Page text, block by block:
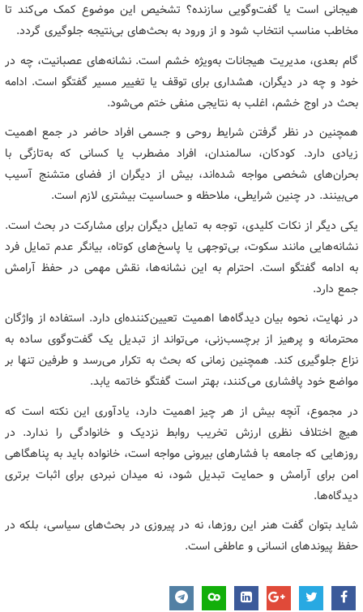
هیجانی است یا گفت‌وگویی سازنده؟ تشخیص این موضوع کمک می‌کند تا
مخاطب مناسب انتخاب شود و از ورود به بحث‌های بی‌نتیجه جلوگیری گردد.
گام بعدی، مدیریت هیجانات به‌ویژه خشم است. نشانه‌های عصبانیت، چه در
خود و چه در دیگران، هشداری برای توقف یا تغییر مسیر گفتگو است. ادامه
بحث در اوج خشم، اغلب به نتایجی منفی ختم می‌شود.
همچنین در نظر گرفتن شرایط روحی و جسمی افراد حاضر در جمع اهمیت
زیادی دارد. کودکان، سالمندان، افراد مضطرب یا کسانی که به‌تازگی با
بحران‌های شخصی مواجه شده‌اند، بیش از دیگران از فضای متشنج آسیب
می‌بینند. در چنین شرایطی، ملاحظه و حساسیت بیشتری لازم است.
یکی دیگر از نکات کلیدی، توجه به تمایل دیگران برای مشارکت در بحث است.
نشانه‌هایی مانند سکوت، بی‌توجهی یا پاسخ‌های کوتاه، بیانگر عدم تمایل فرد
به ادامه گفتگو است. احترام به این نشانه‌ها، نقش مهمی در حفظ آرامش
جمع دارد.
در نهایت، نحوه بیان دیدگاه‌ها اهمیت تعیین‌کننده‌ای دارد. استفاده از واژگان
محترمانه و پرهیز از برچسب‌زنی، می‌تواند از تبدیل یک گفت‌وگوی ساده به
نزاع جلوگیری کند. همچنین زمانی که بحث به تکرار می‌رسد و طرفین تنها بر
مواضع خود پافشاری می‌کنند، بهتر است گفتگو خاتمه یابد.
در مجموع، آنچه بیش از هر چیز اهمیت دارد، یادآوری این نکته است که
هیچ اختلاف نظری ارزش تخریب روابط نزدیک و خانوادگی را ندارد. در
روزهایی که جامعه با فشارهای بیرونی مواجه است، خانواده باید به پناهگاهی
امن برای آرامش و حمایت تبدیل شود، نه میدان نبردی برای اثبات برتری
دیدگاه‌ها.
شاید بتوان گفت هنر این روزها، نه در پیروزی در بحث‌های سیاسی، بلکه در
حفظ پیوندهای انسانی و عاطفی است.